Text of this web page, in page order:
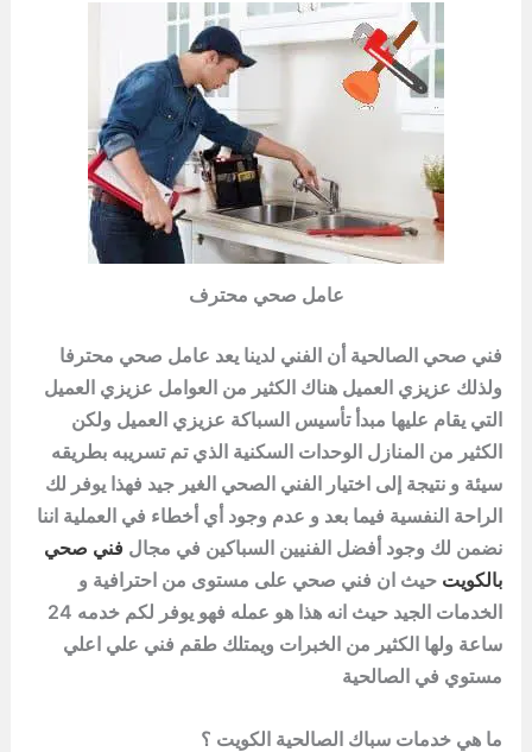
عامل صحي محترف
فني صحي الصالحية أن الفني لدينا يعد عامل صحي محترفا
ولذلك عزيزي العميل هناك الكثير من العوامل عزيزي العميل
التي يقام عليها مبدأ تأسيس السباكة عزيزي العميل ولكن
الكثير من المنازل الوحدات السكنية الذي تم تسريبه بطريقه
سيئة و نتيجة إلى اختيار الفني الصحي الغير جيد فهذا يوفر لك
الراحة النفسية فيما بعد و عدم وجود أي أخطاء في العملية اننا
نضمن لك وجود أفضل الفنيين السباكين في مجال فني صحي
بالكويت حيث ان فني صحي على مستوى من احترافية و
الخدمات الجيد حيث انه هذا هو عمله فهو يوفر لكم خدمه 24
ساعة ولها الكثير من الخبرات ويمتلك طقم فني علي اعلي
مستوي في الصالحية
ما هي خدمات سباك الصالحية الكويت ؟